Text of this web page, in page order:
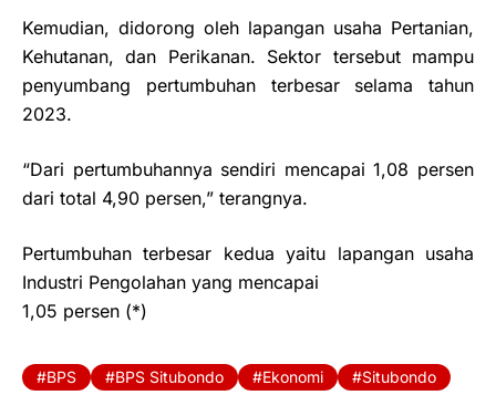
Kemudian, didorong oleh lapangan usaha Pertanian,
Kehutanan, dan Perikanan. Sektor tersebut mampu
penyumbang pertumbuhan terbesar selama tahun
2023.
“Dari pertumbuhannya sendiri mencapai 1,08 persen
dari total 4,90 persen,” terangnya.
Pertumbuhan terbesar kedua yaitu lapangan usaha
Industri Pengolahan yang mencapai
1,05 persen (*)
BPS BPS Situbondo Ekonomi Situbondo